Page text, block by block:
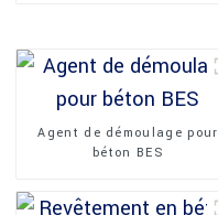
Agent de démoulage pour
béton BES